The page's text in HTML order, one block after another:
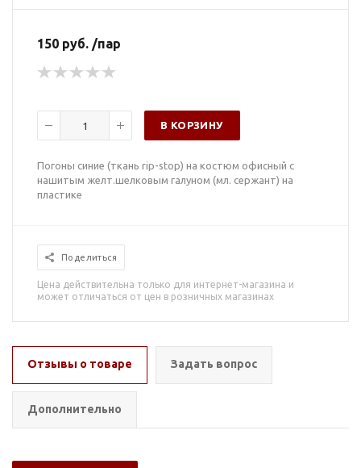
150 руб. /пар
В КОРЗИНУ
Погоны синие (ткань rip-stop) на костюм офисный с
нашитым желт.шелковым галуном (мл. сержант) на
пластике
Поделиться
Цена действительна только для интернет-магазина и
может отличаться от цен в розничных магазинах
Отзывы о товаре Задать вопрос
Дополнительно